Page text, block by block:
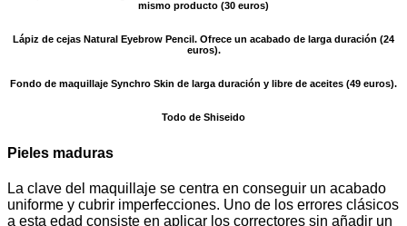
mismo producto (30 euros)
Lápiz de cejas Natural Eyebrow Pencil. Ofrece un acabado de larga duración (24
euros).
Fondo de maquillaje Synchro Skin de larga duración y libre de aceites (49 euros).
Todo de Shiseido
Pieles maduras
La clave del maquillaje se centra en conseguir un acabado
uniforme y cubrir imperfecciones. Uno de los errores clásicos
a esta edad consiste en aplicar los correctores sin añadir un